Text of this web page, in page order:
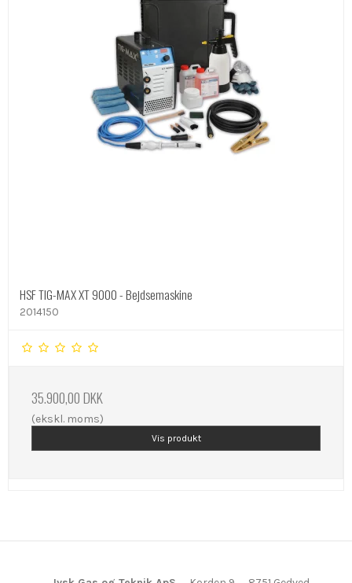
HSF TIG-MAX XT 9000 - Bejdsemaskine
2014150
35.900,00 DKK
(ekskl. moms)
Vis produkt